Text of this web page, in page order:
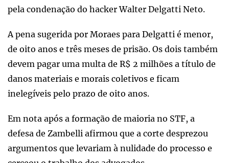
pela condenação do hacker Walter Delgatti Neto.
A pena sugerida por Moraes para Delgatti é menor,
de oito anos e três meses de prisão. Os dois também
devem pagar uma multa de R$ 2 milhões a título de
danos materiais e morais coletivos e ficam
inelegíveis pelo prazo de oito anos.
Em nota após a formação de maioria no STF, a
defesa de Zambelli afirmou que a corte desprezou
argumentos que levariam à nulidade do processo e